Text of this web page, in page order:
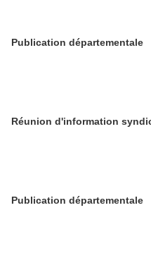
Publication départementale
Réunion d'information
Publication départementale